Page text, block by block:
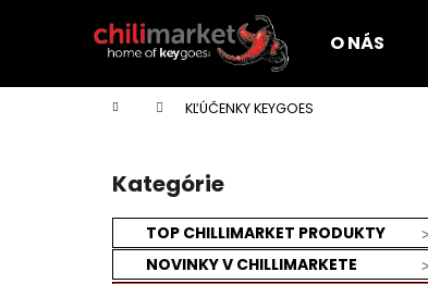
O NÁS
Domov KĽÚČENKY KEYGOES
Preskočiť
kategórie
Kategórie
TOP CHILLIMARKET PRODUKTY
NOVINKY V CHILLIMARKETE
í
Späť
do
Späť
do